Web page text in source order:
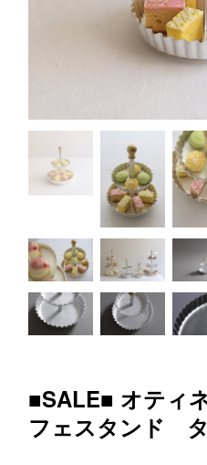
■SALE■ オティ
フェスタンド